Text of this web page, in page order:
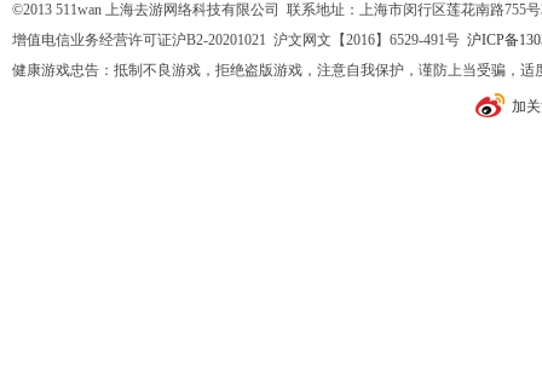
©2013 511wan 上海去游网络科技有限公司 联系地址：上海市闵行区莲花南路755
增值电信业务经营许可证沪B2-20201021 沪文网文【2016】6529-491号 沪ICP备
健康游戏忠告：抵制不良游戏，拒绝盗版游戏，注意自我保护，谨防上当受骗，
加